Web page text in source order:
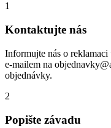
1
Kontaktujte nás
Informujte nás o
e-mailem na
objednávky.
2
Popište závadu